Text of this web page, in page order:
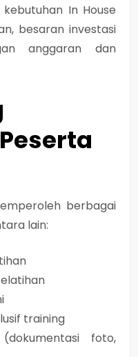
In House
besaran investasi
anggaran dan
berbagai
lain:
training
foto,